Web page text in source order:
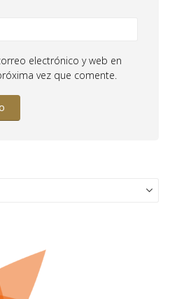
electrónico y web en
vez que comente.